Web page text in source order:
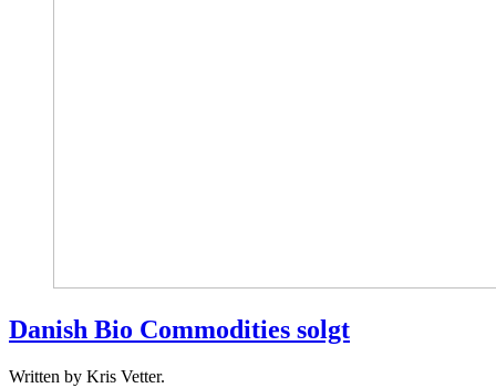
Danish Bio Commodities solgt
Written by Kris Vetter.